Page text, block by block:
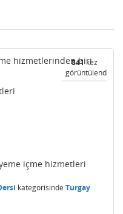
841kez
görüntülendi
hizmetlerinden biri
içme hizmetleri
kategorisinde Turgay